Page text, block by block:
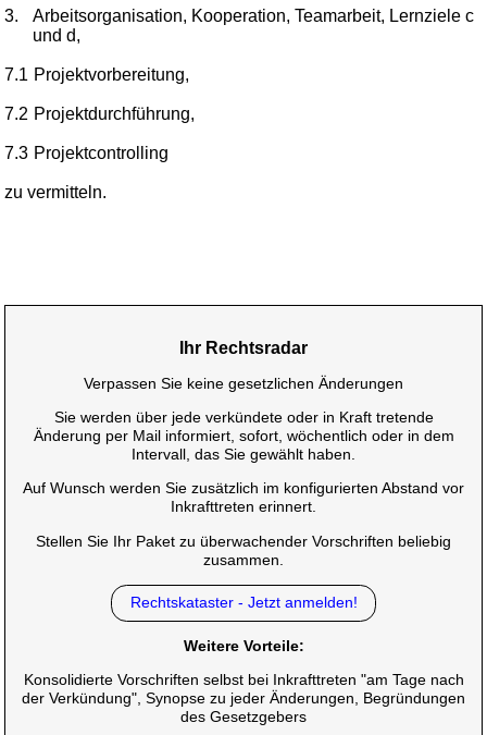
3.
Arbeitsorganisation, Kooperation, Teamarbeit, Lernziele c
und d,
7.1 Projektvorbereitung,
7.2 Projektdurchführung,
7.3 Projektcontrolling
zu vermitteln.
Ihr Rechtsradar
Verpassen Sie keine gesetzlichen Änderungen
Sie werden über jede verkündete oder in Kraft tretende
Änderung per Mail informiert, sofort, wöchentlich oder in dem
Intervall, das Sie gewählt haben.
Auf Wunsch werden Sie zusätzlich im konfigurierten Abstand vor
Inkrafttreten erinnert.
Stellen Sie Ihr Paket zu überwachender Vorschriften beliebig
zusammen.
Rechtskataster - Jetzt anmelden!
Weitere Vorteile:
Konsolidierte Vorschriften selbst bei Inkrafttreten "am Tage nach
der Verkündung", Synopse zu jeder Änderungen, Begründungen
des Gesetzgebers